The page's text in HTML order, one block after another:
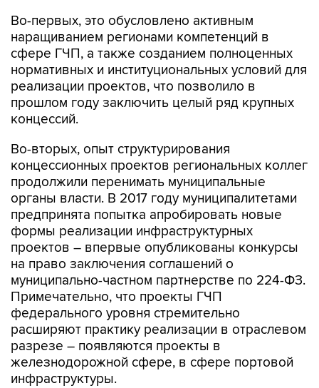
Во-первых, это обусловлено активным
наращиванием регионами компетенций в
сфере ГЧП, а также созданием полноценных
нормативных и институциональных условий для
реализации проектов, что позволило в
прошлом году заключить целый ряд крупных
концессий.
Во-вторых, опыт структурирования
концессионных проектов региональных коллег
продолжили перенимать муниципальные
органы власти. В 2017 году муниципалитетами
предпринята попытка апробировать новые
формы реализации инфраструктурных
проектов – впервые опубликованы конкурсы
на право заключения соглашений о
муниципально-частном партнерстве по 224-ФЗ.
Примечательно, что проекты ГЧП
федерального уровня стремительно
расширяют практику реализации в отраслевом
разрезе – появляются проекты в
железнодорожной сфере, в сфере портовой
инфраструктуры.